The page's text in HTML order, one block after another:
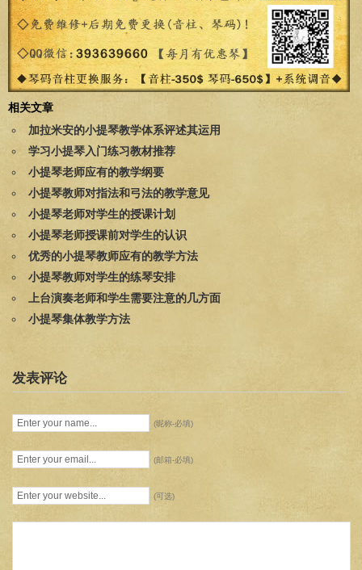
相关文章
加拉米安的小提琴教学体系评述其运用
学习小提琴入门练习教材推荐
小提琴老师应有的教学纲要
小提琴教师对指法和弓法的教学意见
小提琴老师对学生的授课计划
小提琴老师授课前对学生的认识
优秀的小提琴教师应有的教学方法
小提琴教师对学生的练琴安排
上台演奏老师和学生需要注意的几方面
小提琴集体教学方法
发表评论
(昵称-必填)
(邮箱-必填)
(可选)